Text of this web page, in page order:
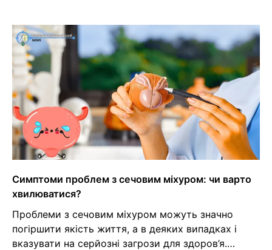
Симптоми проблем з сечовим міхуром: чи варто
хвилюватися?
Проблеми з сечовим міхуром можуть значно
погіршити якість життя, а в деяких випадках і
вказувати на серйозні загрози для здоров’я.…